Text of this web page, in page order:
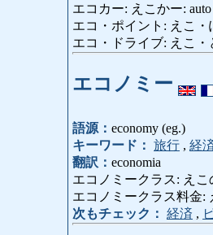
エコカー: えこかー:
エコ・ポイント: えこ・
エコ・ドライブ: えこ・
エコノミー
語源： economy (eg.)
キーワード： 旅行 , 経
翻訳： economia
エコノミークラス: えこ
エコノミークラス料金:
次もチェック： 経済 ,